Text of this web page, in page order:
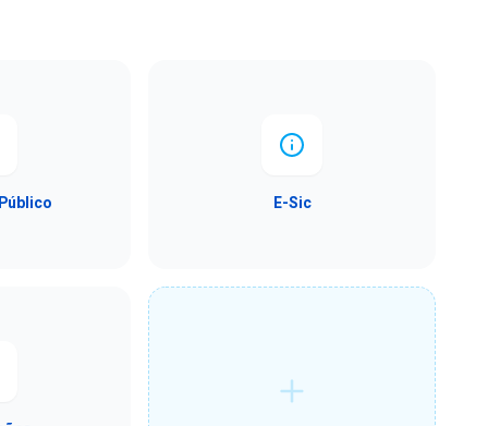
E-Sic